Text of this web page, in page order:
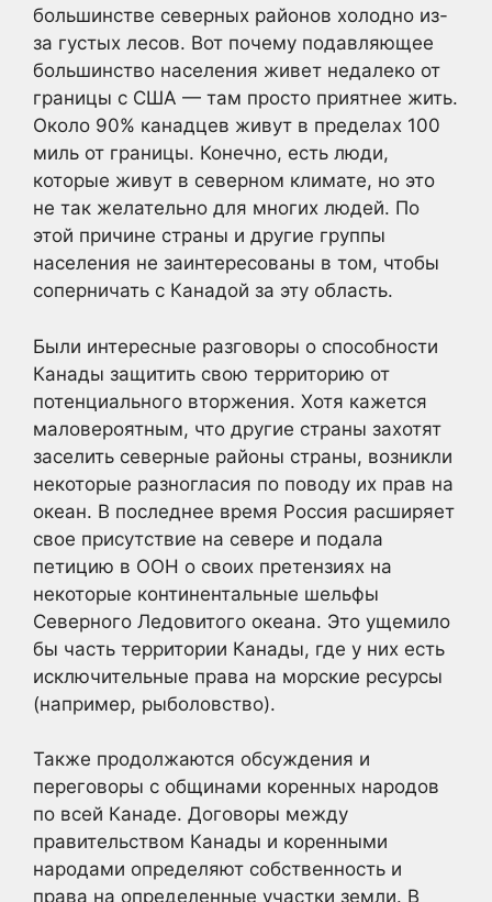
большинстве северных районов холодно из-
за густых лесов. Вот почему подавляющее
большинство населения живет недалеко от
границы с США — там просто приятнее жить.
Около 90% канадцев живут в пределах 100
миль от границы. Конечно, есть люди,
которые живут в северном климате, но это
не так желательно для многих людей. По
этой причине страны и другие группы
населения не заинтересованы в том, чтобы
соперничать с Канадой за эту область.
Были интересные разговоры о способности
Канады защитить свою территорию от
потенциального вторжения. Хотя кажется
маловероятным, что другие страны захотят
заселить северные районы страны, возникли
некоторые разногласия по поводу их прав на
океан. В последнее время Россия расширяет
свое присутствие на севере и подала
петицию в ООН о своих претензиях на
некоторые континентальные шельфы
Северного Ледовитого океана. Это ущемило
бы часть территории Канады, где у них есть
исключительные права на морские ресурсы
(например, рыболовство).
Также продолжаются обсуждения и
переговоры с общинами коренных народов
по всей Канаде. Договоры между
правительством Канады и коренными
народами определяют собственность и
права на определенные участки земли. В